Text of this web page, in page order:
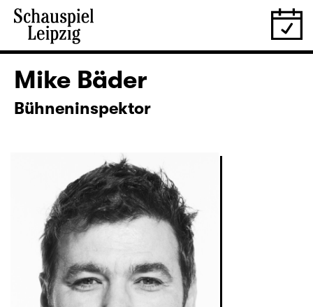
Mike Bäder
Bühneninspektor